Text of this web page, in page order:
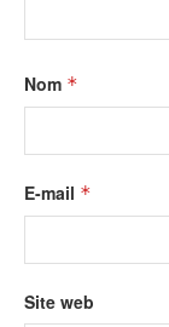
Nom *
E-mail *
Site web